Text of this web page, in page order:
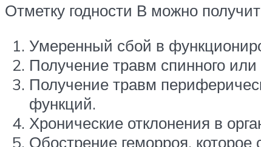
Отметку годности В можно
Умеренный сбой в
Получение травм спинного
Получение травм
функций.
Хронические отклонения в
Обострение геморроя,